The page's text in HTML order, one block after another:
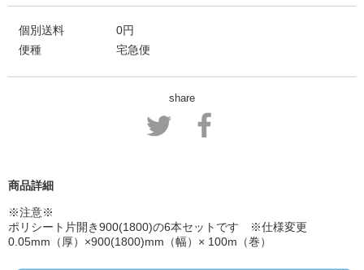
個別送料
0円
便種
宅急便
share
商品詳細
※注意※
ポリシート片開き900(1800)の6本セットです ※仕様変更
0.05mm（厚）×900(1800)mm（幅）× 100m（巻）